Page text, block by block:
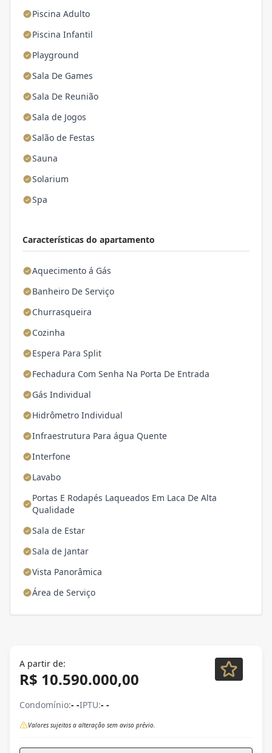
Piscina Adulto
Piscina Infantil
Playground
Sala De Games
Sala De Reunião
Sala de Jogos
Salão de Festas
Sauna
Solarium
Spa
Características do apartamento
Aquecimento á Gás
Banheiro De Serviço
Churrasqueira
Cozinha
Espera Para Split
Fechadura Com Senha Na Porta De Entrada
Gás Individual
Hidrômetro Individual
Infraestrutura Para água Quente
Interfone
Lavabo
Portas E Rodapés Laqueados Em Laca De Alta
Qualidade
Sala de Estar
Sala de Jantar
Vista Panorâmica
Área de Serviço
A partir de:
R$ 10.590.000,00
Condomínio:- -IPTU:- -
Valores sujeitos a alteração sem aviso prévio.